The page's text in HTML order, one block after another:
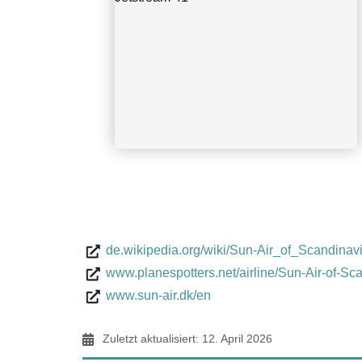
CGN 02-02-1997 Uwe Weixelbaum
de.wikipedia.org/wiki/Sun-
www.planespotters.net/airline/Sun-Air-of-
www.sun-air.dk/en
Zuletzt aktualisiert: 12. April 2026